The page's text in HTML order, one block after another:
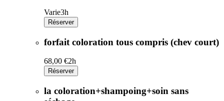
Varie3h
Réserver
forfait coloration tous compris (chev court)
68,00 €2h
Réserver
la coloration+shampoing+soin sans